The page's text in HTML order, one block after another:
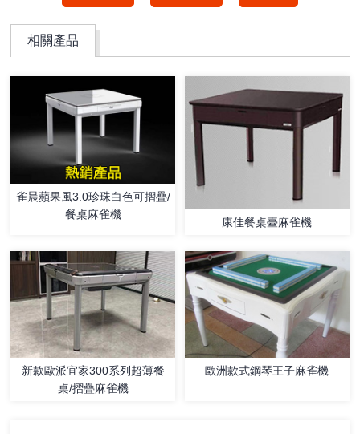
相關產品
雀晨蘋果風3.0珍珠白色可摺疊/
餐桌麻雀機
康佳餐桌臺麻雀機
新款歐派宜家300系列超薄餐
桌/摺疊麻雀機
歐洲款式鋼琴王子麻雀機